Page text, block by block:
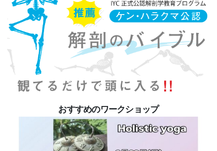
おすすめのワークショップ